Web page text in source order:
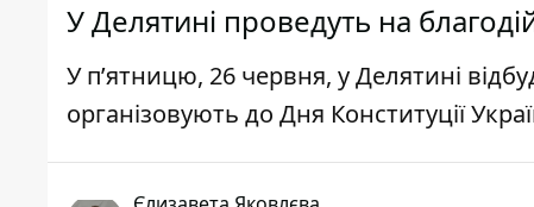
У Делятині проведуть на
У пʼятницю, 26 червня, у Делятині
організовують до Дня Конституції